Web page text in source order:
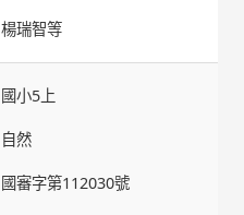
楊瑞智等
國小5上
自然
國審字第112030號